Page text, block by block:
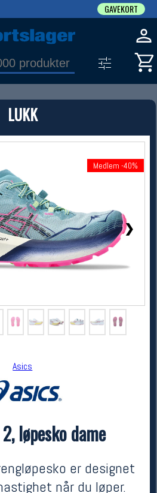
LUKK
❯
Medlem -40%
Asics
løpesko dame
er designet
når du løper.
GAVEKORT
PRODUKT
Produkter (1)
til å spisse søket
Asics
2, løpesko dame
MEDLEM:1140,-